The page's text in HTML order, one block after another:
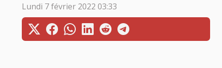
Lundi 7 février 2022 03:33